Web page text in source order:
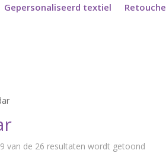
Gepersonaliseerd textiel Retouche
van de 26 resultaten wordt getoond